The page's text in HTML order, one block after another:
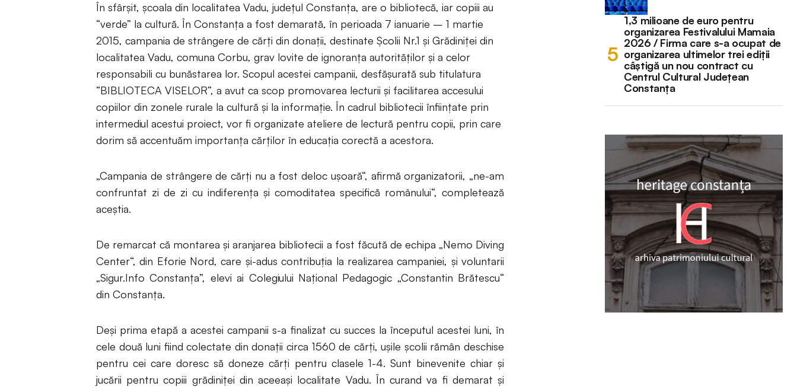
În sfârșit, școala din localitatea Vadu, județul Constanța, are o bibliotecă, iar copiii au
“verde” la cultură. În Constanța a fost demarată, în perioada 7 ianuarie – 1 martie
2015, campania de strângere de cărți din donații, destinate Școlii Nr.1 și Grădiniței din
localitatea Vadu, comuna Corbu, grav lovite de ignoranța autorităților și a celor
responsabili cu bunăstarea lor. Scopul acestei campanii, desfășurată sub titulatura
“BIBLIOTECA VISELOR”, a avut ca scop promovarea lecturii și facilitarea accesului
copiilor din zonele rurale la cultură și la informație. În cadrul bibliotecii înființate prin
intermediul acestui proiect, vor fi organizate ateliere de lectură pentru copii, prin care
dorim să accentuăm importanța cărților în educația corectă a acestora.
„Campania de strângere de cărți nu a fost deloc ușoară“, afirmă organizatorii, „ne-am
confruntat zi de zi cu indiferența și comoditatea specifică românului“, completează
aceștia.
De remarcat că montarea și aranjarea bibliotecii a fost făcută de echipa „Nemo Diving
Center“, din Eforie Nord, care și-adus contribuția la realizarea campaniei, și voluntarii
„Sigur.Info Constanța”, elevi ai Colegiului Național Pedagogic „Constantin Brătescu“
din Constanța.
Deși prima etapă a acestei campanii s-a finalizat cu succes la începutul acestei luni, în
cele două luni fiind colectate din donații circa 1560 de cărți, ușile școlii rămân deschise
pentru cei care doresc să doneze cărți pentru clasele 1-4. Sunt binevenite chiar și
jucării pentru copiii grădiniței din aceeași localitate Vadu. În curand va fi demarat și
1,3 milioane de euro pentru
organizarea Festivalului Mamaia
2026 / Firma care s-a ocupat de
organizarea ultimelor trei ediții
câștigă un nou contract cu
Centrul Cultural Județean
Constanța